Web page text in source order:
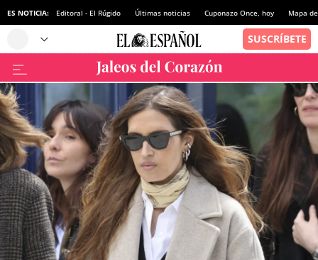
ES NOTICIA: Editoral - El Rúgido Últimas noticias Cuponazo Once, hoy Mapa